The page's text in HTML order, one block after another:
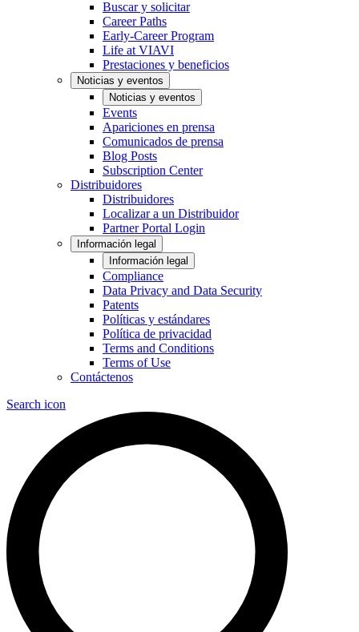
Buscar y solicitar
Career Paths
Early-Career Program
Life at VIAVI
Prestaciones y beneficios
Noticias y eventos
Noticias y eventos
Events
Apariciones en prensa
Comunicados de prensa
Blog Posts
Subscription Center
Distribuidores
Distribuidores
Localizar a un Distribuidor
Partner Portal Login
Información legal
Información legal
Compliance
Data Privacy and Data Security
Patents
Políticas y estándares
Política de privacidad
Terms and Conditions
Terms of Use
Contáctenos
Search icon